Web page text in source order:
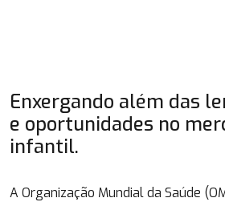
Enxergando além das
e oportunidades no
infantil.
A Organização Mundial da Saúde